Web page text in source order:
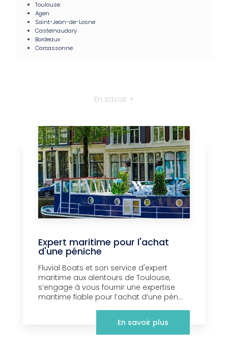
Toulouse
Agen
Saint-Jean-de-Losne
Castelnaudary
Bordeaux
Carcassonne
En savoir +
Expert maritime pour l'achat
d'une péniche
Fluvial Boats et son service d'expert
maritime aux alentours de Toulouse,
s’engage à vous fournir une expertise
maritime fiable pour l’achat d’une pén...
En savoir plus